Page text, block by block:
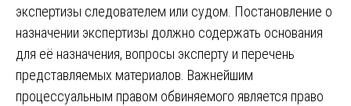
экспертизы следователем или судом. Постановление о
назначении экспертизы должно содержать основания
для её назначения, вопросы эксперту и перечень
представляемых материалов. Важнейшим
процессуальным правом обвиняемого является право